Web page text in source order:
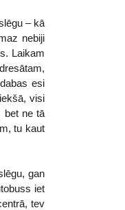
– kā
nebiji
Laikam
esi
visi
bet ne tā
tu kaut
gan
iet
tev